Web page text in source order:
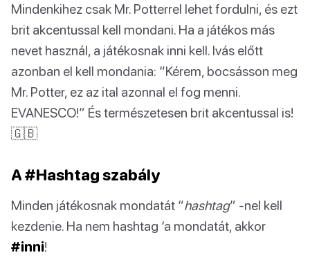
Mindenkihez csak Mr. Potterrel lehet fordulni, és ezt
brit akcentussal kell mondani. Ha a játékos más
nevet használ, a játékosnak inni kell. Ivás előtt
azonban el kell mondania: “Kérem, bocsásson meg
Mr. Potter, ez az ital azonnal el fog menni.
EVANESCO!” És természetesen brit akcentussal is!
🇬🇧
A #Hashtag szabály
Minden játékosnak mondatát “hashtag” -nel kell
kezdenie. Ha nem hashtag ‘a mondatát, akkor
#inni!